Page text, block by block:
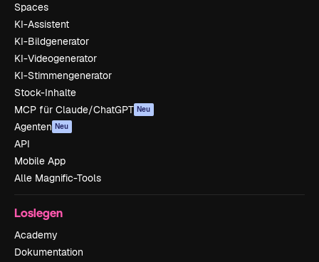
Spaces
KI-Assistent
KI-Bildgenerator
KI-Videogenerator
KI-Stimmengenerator
Stock-Inhalte
MCP für Claude/ChatGPT Neu
Agenten Neu
API
Mobile App
Alle Magnific-Tools
Loslegen
Academy
Dokumentation